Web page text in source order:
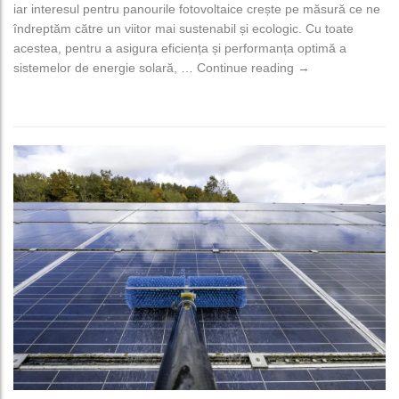
iar interesul pentru panourile fotovoltaice crește pe măsură ce ne
îndreptăm către un viitor mai sustenabil și ecologic. Cu toate
acestea, pentru a asigura eficiența și performanța optimă a
sistemelor de energie solară, … Continue reading Panouri Solare:
→